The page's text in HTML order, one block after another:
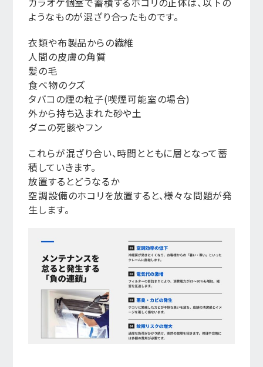
ようなものが混ざり合ったものです。
衣類や布製品からの繊維
人間の皮膚の角質
髪の毛
食べ物のクズ
タバコの煙の粒子(喫煙可能室の場合)
外から持ち込まれた砂や土
ダニの死骸やフン
これらが混ざり合い、時間とともに層となって蓄
積していきます。
放置するとどうなるか
空調設備のホコリを放置すると、様々な問題が発
生します。